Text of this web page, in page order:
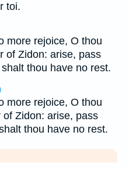
toi.
more rejoice, O thou
of Zidon: arise, pass
thou have no rest.
more rejoice, O thou
Zidon: arise, pass
thou have no rest.